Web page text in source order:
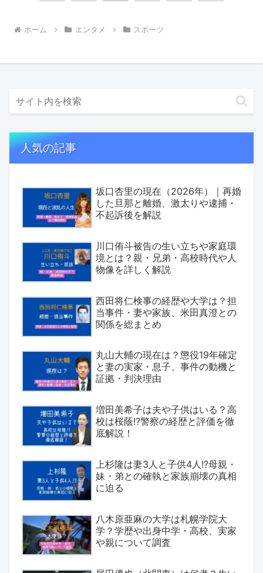
ホーム エンタメ スポーツ
人気の記事
坂口杏里の現在（2026年）｜再婚
した旦那と離婚、激太りや逮捕・
不起訴後を解説
川口侑斗被告の生い立ちや家庭環
境とは？親・兄弟・高校時代や人
物像を詳しく解説
西田将仁検事の経歴や大学は？担
当事件・妻や家族、米田真澄との
関係を総まとめ
丸山大輔の現在は？懲役19年確定
と妻の実家・息子、事件の動機と
証拠・判決理由
増田美希子は夫や子供はいる？高
校は桜蔭!?警察の経歴と評価を徹
底解説！
上杉隆は妻3人と子供4人!?母親・
妹・弟との確執と家族崩壊の真相
に迫る
八木原亜麻の大学は札幌学院大
学？学歴や出身中学・高校、実家
や親について調査